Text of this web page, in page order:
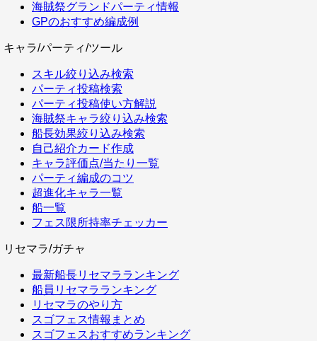
海賊祭グランドパーティ情報
GPのおすすめ編成例
キャラ/パーティ/ツール
スキル絞り込み検索
パーティ投稿検索
パーティ投稿使い方解説
海賊祭キャラ絞り込み検索
船長効果絞り込み検索
自己紹介カード作成
キャラ評価点/当たり一覧
パーティ編成のコツ
超進化キャラ一覧
船一覧
フェス限所持率チェッカー
リセマラ/ガチャ
最新船長リセマラランキング
船員リセマラランキング
リセマラのやり方
スゴフェス情報まとめ
スゴフェスおすすめランキング